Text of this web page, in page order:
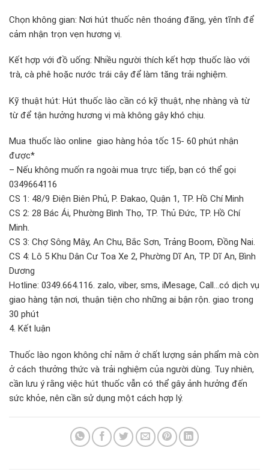
Chọn không gian: Nơi hút thuốc nên thoáng đãng, yên tĩnh để
cảm nhận trọn vẹn hương vị.
Kết hợp với đồ uống: Nhiều người thích kết hợp thuốc lào với
trà, cà phê hoặc nước trái cây để làm tăng trải nghiệm.
Kỹ thuật hút: Hút thuốc lào cần có kỹ thuật, nhẹ nhàng và từ
từ để tận hưởng hương vị mà không gây khó chịu.
Mua thuốc lào online giao hàng hỏa tốc 15- 60 phút nhận
được*
– Nếu không muốn ra ngoài mua trực tiếp, bạn có thể gọi
0349664116
CS 1: 48/9 Điện Biên Phủ, P. Đakao, Quận 1, TP. Hồ Chí Minh
CS 2: 28 Bác Ái, Phường Bình Thọ, TP. Thủ Đức, TP. Hồ Chí
Minh.
CS 3: Chợ Sông Mây, An Chu, Bắc Sơn, Trảng Boom, Đồng Nai.
CS 4: Lô 5 Khu Dân Cư Toa Xe 2, Phường Dĩ An, TP. Dĩ An, Bình
Dương
Hotline: 0349.664.116. zalo, viber, sms, iMesage, Call…có dịch vụ
giao hàng tận nơi, thuận tiện cho những ai bận rộn. giao trong
30 phút
4. Kết luận
Thuốc lào ngon không chỉ nằm ở chất lượng sản phẩm mà còn
ở cách thưởng thức và trải nghiệm của người dùng. Tuy nhiên,
cần lưu ý rằng việc hút thuốc vẫn có thể gây ảnh hưởng đến
sức khỏe, nên cần sử dụng một cách hợp lý.